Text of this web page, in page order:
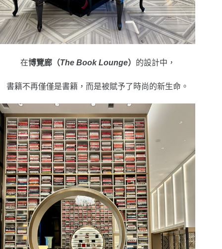
在博覽廊（The Book Lounge） 的設計中，
書籍不再僅僅是書籍，而是被賦予了時尚的新生命。